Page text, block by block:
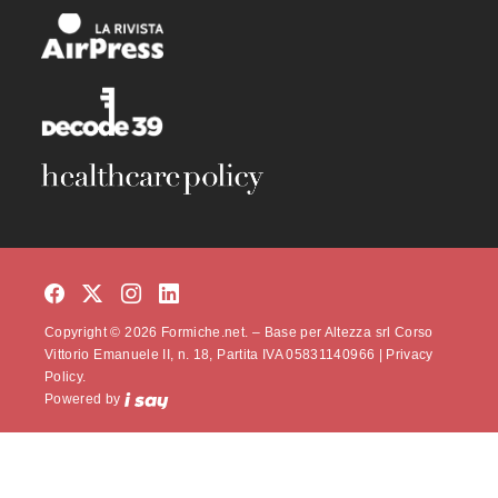
Copyright © 2026 Formiche.net. – Base per Altezza srl Corso
Vittorio Emanuele II, n. 18, Partita IVA 05831140966 |
Privacy
Policy.
Powered by